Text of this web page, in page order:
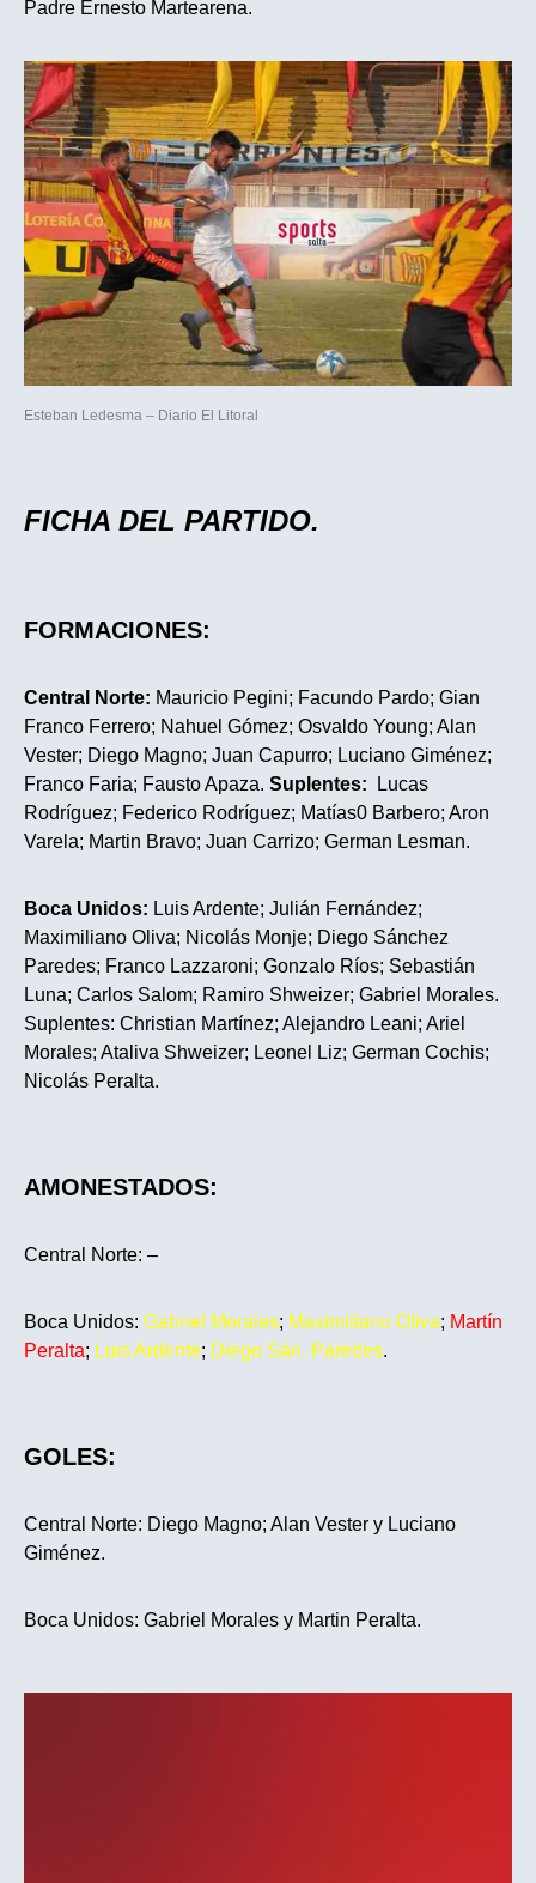
Padre Ernesto Martearena.
Esteban Ledesma – Diario El Litoral
FICHA DEL PARTIDO.
FORMACIONES:
Central Norte: Mauricio Pegini; Facundo Pardo; Gian
Franco Ferrero; Nahuel Gómez; Osvaldo Young; Alan
Vester; Diego Magno; Juan Capurro; Luciano Giménez;
Franco Faria; Fausto Apaza. Suplentes: Lucas
Rodríguez; Federico Rodríguez; Matías0 Barbero; Aron
Varela; Martin Bravo; Juan Carrizo; German Lesman.
Boca Unidos: Luis Ardente; Julián Fernández;
Maximiliano Oliva; Nicolás Monje; Diego Sánchez
Paredes; Franco Lazzaroni; Gonzalo Ríos; Sebastián
Luna; Carlos Salom; Ramiro Shweizer; Gabriel Morales.
Suplentes: Christian Martínez; Alejandro Leani; Ariel
Morales; Ataliva Shweizer; Leonel Liz; German Cochis;
Nicolás Peralta.
AMONESTADOS:
Central Norte: –
Boca Unidos: Gabriel Morales; Maximiliano Oliva; Martín
Peralta; Luis Ardente; Diego Sán. Paredes.
GOLES:
Central Norte: Diego Magno; Alan Vester y Luciano
Giménez.
Boca Unidos: Gabriel Morales y Martin Peralta.